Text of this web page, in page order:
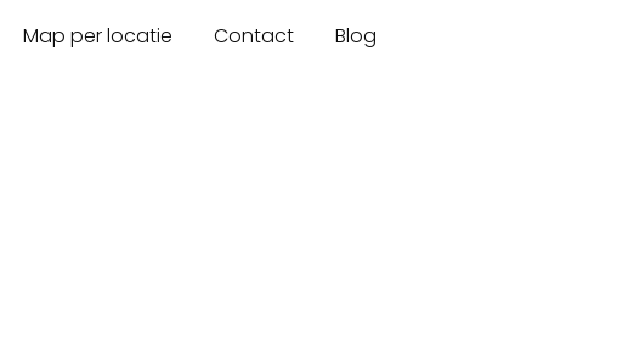
Map per locatie Contact Blog